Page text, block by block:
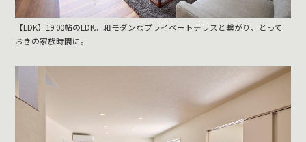
【LDK】19.00帖のLDK。和モダンなプライベートテラスと繋がり、とって
おきの家族時間に。